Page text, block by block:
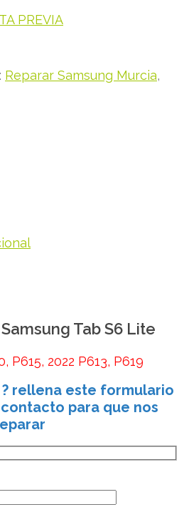
PREVIA
Reparar Samsung Murcia,
Tab S6 Lite
P615, 2022 P613, P619
rellena este formulario
para que nos